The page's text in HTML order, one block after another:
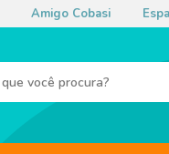
Amigo Cobasi